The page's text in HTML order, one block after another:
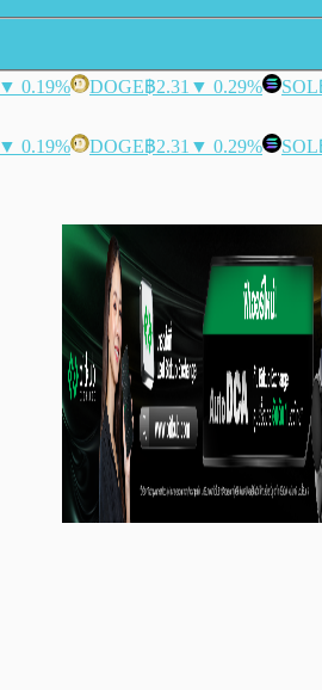
▼ 0.19% DOGE฿2.31 ▼ 0.29% SOL
▼ 0.19% DOGE฿2.31 ▼ 0.29% SOL